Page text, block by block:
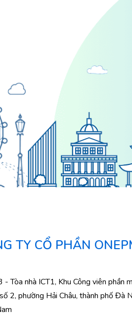
TY CỔ PHẦN
- Tòa nhà ICT1, Khu Công viên phần
2, phường Hải Châu, thành phố Đà